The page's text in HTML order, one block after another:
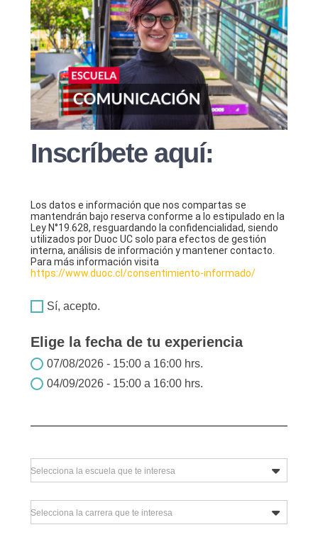
Inscríbete aquí:
Los datos e información que nos compartas se
mantendrán bajo reserva conforme a lo estipulado en la
Ley N°19.628, resguardando la confidencialidad, siendo
utilizados por Duoc UC solo para efectos de gestión
interna, análisis de información y mantener contacto.
Para más información visita
https://www.duoc.cl/consentimiento-informado/
Sí, acepto.
Elige la fecha de tu experiencia
07/08/2026 - 15:00 a 16:00 hrs.
04/09/2026 - 15:00 a 16:00 hrs.
Selecciona la escuela que te interesa
Selecciona la carrera que te interesa